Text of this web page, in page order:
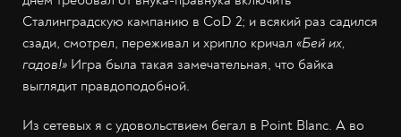
Сталинградскую кампанию в CoD 2; и всякий раз садился
сзади, смотрел, переживал и хрипло кричал «Бей их,
гадов!» Игра была такая замечательная, что байка
выглядит правдоподобной.
Из сетевых я с удовольствием бегал в Point Blanc. А во